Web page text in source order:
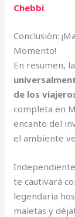
Chebbi
Conclusión:
Momento!
En resumen, la
de los
completa en
encanto del
el ambiente
te cautivará
legendaria
maletas y